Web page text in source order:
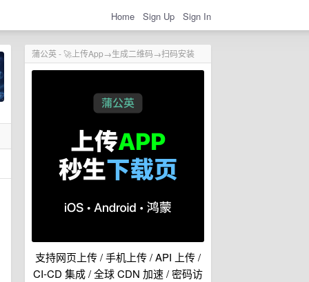
Home Sign Up Sign In
蒲公英 - 🚀上传App→生成二维码→扫码安装
支持网页上传 / 手机上传 / API 上传 /
CI-CD 集成 / 全球 CDN 加速 / 密码访